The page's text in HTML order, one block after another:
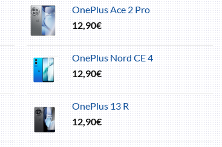
OnePlus Ace 2 Pro
12,90€
OnePlus Nord CE 4
12,90€
OnePlus 13 R
12,90€